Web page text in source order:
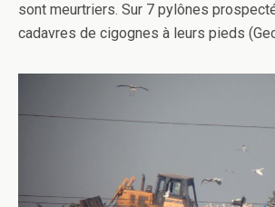
sont meurtriers. Sur 7 pylônes
cadavres de cigognes à leurs pieds